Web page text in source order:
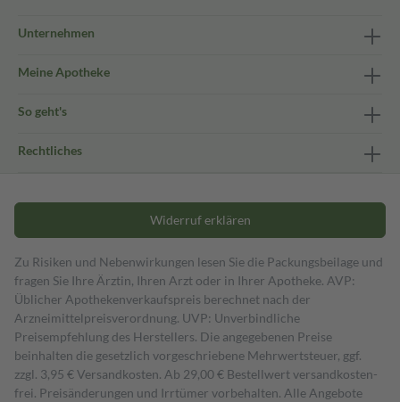
Unternehmen
Meine Apotheke
So geht's
Rechtliches
Widerruf erklären
Zu Risiken und Nebenwirkungen lesen Sie die Packungsbeilage und
fragen Sie Ihre Ärztin, Ihren Arzt oder in Ihrer Apotheke. AVP:
Üblicher Apothekenverkaufspreis berechnet nach der
Arzneimittelpreisverordnung. UVP: Unverbindliche
Preisempfehlung des Herstellers. Die angegebenen Preise
beinhalten die gesetzlich vorgeschriebene Mehrwertsteuer, ggf.
zzgl. 3,95 € Versandkosten. Ab 29,00 € Bestell­wert versand­kosten­
frei. Preisänderungen und Irrtümer vorbehalten. Alle Angebote